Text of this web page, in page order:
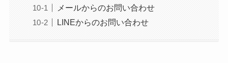
メールからのお問い合わせ
LINEからのお問い合わせ